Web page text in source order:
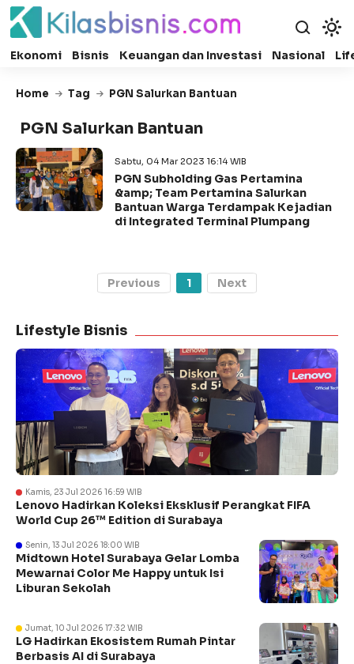
Ekonomi Bisnis Keuangan dan Investasi Nasional
Home Tag PGN Salurkan Bantuan
PGN Salurkan Bantuan
Sabtu, 04 Mar 2023 16:14 WIB
PGN Subholding Gas Pertamina
&amp; Team Pertamina Salurkan
Bantuan Warga Terdampak Kejadian
di Integrated Terminal Plumpang
Previous 1 Next
Lifestyle Bisnis
Kamis, 23 Jul 2026 16:59 WIB
Lenovo Hadirkan Koleksi Eksklusif Perangkat FIFA
World Cup 26™ Edition di Surabaya
Senin, 13 Jul 2026 18:00 WIB
Midtown Hotel Surabaya Gelar Lomba
Mewarnai Color Me Happy untuk Isi
Liburan Sekolah
Jumat, 10 Jul 2026 17:32 WIB
LG Hadirkan Ekosistem Rumah Pintar
Berbasis AI di Surabaya